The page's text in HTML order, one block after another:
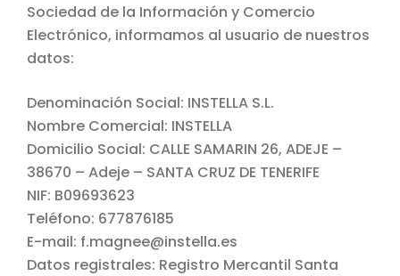
Sociedad de la Información y Comercio
Electrónico, informamos al usuario de nuestros
datos:
Denominación Social: INSTELLA S.L.
Nombre Comercial: INSTELLA
Domicilio Social: CALLE SAMARIN 26, ADEJE –
38670 – Adeje – SANTA CRUZ DE TENERIFE
NIF: B09693623
Teléfono: 677876185
E-mail: f.magnee@instella.es
Datos registrales: Registro Mercantil Santa